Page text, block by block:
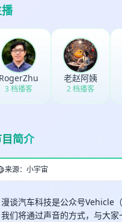
RogerZhu
3 档播客
老赵阿姨
2 档播客
简介
来源：小宇宙
漫谈汽车科技是公众号Vehicle
我们将通过声音的方式，与大家
最长200字